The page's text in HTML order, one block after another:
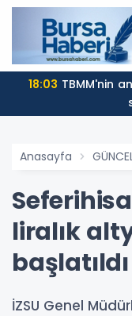
18:03
Anasayfa
liralık
başlatıldı
İZSU Genel